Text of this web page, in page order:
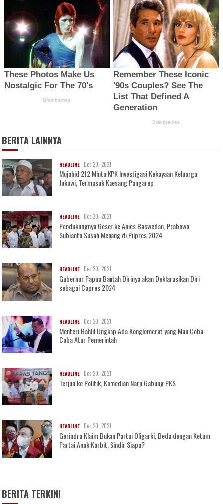
BERITA LAINNYA
HEADLINE Dec 20, 2021
Mujahid 212 Minta KPK Investigasi Kekayaan Keluarga
Jokowi, Termasuk Kaesang Pangarep
HEADLINE Dec 20, 2021
Pendukungnya Geser ke Anies Baswedan, Prabowo
Subianto Susah Menang di Pilpres 2024
HEADLINE Dec 20, 2021
Gubernur Papua Bantah Dirinya akan Deklarasikan Diri
sebagai Capres 2024
HEADLINE Dec 20, 2021
Menteri Bahlil Ungkap Ada Konglomerat yang Mau Coba-
Coba Atur Pemerintah
HEADLINE Dec 20, 2021
Terjun ke Politik, Komedian Narji Gabung PKS
HEADLINE Dec 20, 2021
Gerindra Klaim Bukan Partai Oligarki, Beda dengan Ketum
Partai Anak Karbit, Sindir Siapa?
BERITA TERKINI